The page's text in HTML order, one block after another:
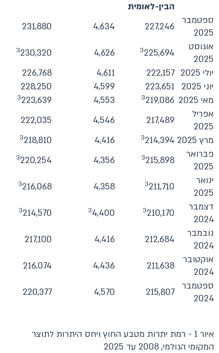
הבין-לאומית
ספטמבר
2025
227,246
4,634
231,880
אוגוסט
2025
3225,694
4,626
3230,320
יולי 2025
222,157
4,611
226,768
יוני 2025
223,651
4,599
228,250
מאי 2025
3219,086
4,553
3223,639
אפריל
2025
217,489
4,546
222,035
מרץ 2025
3214,394
4,416
3218,810
פברואר
2025
3215,898
4,356
3220,254
ינואר
2025
3211,710
4,358
3216,068
דצמבר
2024
3210,170
34,400
3214,570
נובמבר
2024
212,684
4,416
217,100
אוקטובר
2024
211,638
4,436
216,074
ספטמבר
2024
215,807
4,570
220,377
איור 1 - רמת יתרות מטבע החוץ ויחס היתרות לתוצר
המקומי הגולמי, 2008 עד 2025